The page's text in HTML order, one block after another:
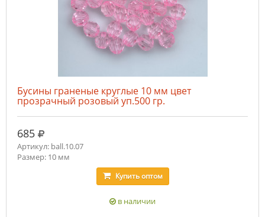
Бусины граненые круглые 10 мм цвет
прозрачный розовый уп.500 гр.
685 руб.
Артикул: ball.10.07
Размер: 10 мм
Купитьоптом
в наличии